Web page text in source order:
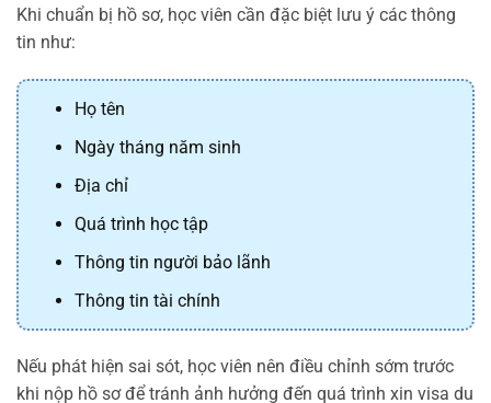
Khi chuẩn bị hồ sơ, học viên cần đặc biệt lưu ý các thông
tin như:
Họ tên
Ngày tháng năm sinh
Địa chỉ
Quá trình học tập
Thông tin người bảo lãnh
Thông tin tài chính
Nếu phát hiện sai sót, học viên nên điều chỉnh sớm trước
khi nộp hồ sơ để tránh ảnh hưởng đến quá trình xin visa du